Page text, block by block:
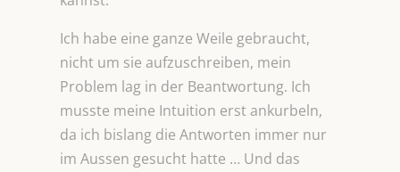
Ich habe eine ganze Weile gebraucht,
nicht um sie aufzuschreiben, mein
Problem lag in der Beantwortung. Ich
musste meine Intuition erst ankurbeln,
da ich bislang die Antworten immer nur
im Aussen gesucht hatte … Und das